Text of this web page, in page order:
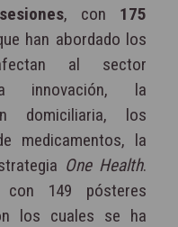
, con 175
han abordado los
al sector
innovación, la
domiciliaria, los
medicamentos, la
One Health.
149 pósteres
los cuales se ha